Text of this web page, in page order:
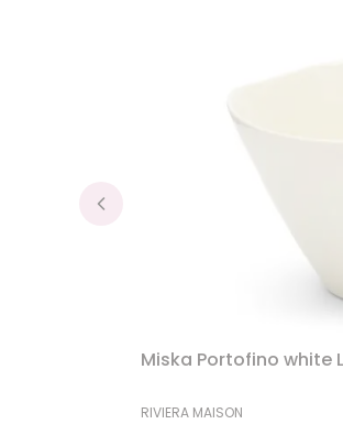
Miska Portofino white
PRODUCENT
RIVIERA MAISON